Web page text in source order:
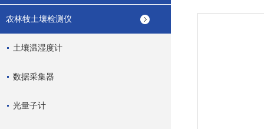
农林牧土壤检测仪
土壤温湿度计
数据采集器
光量子计